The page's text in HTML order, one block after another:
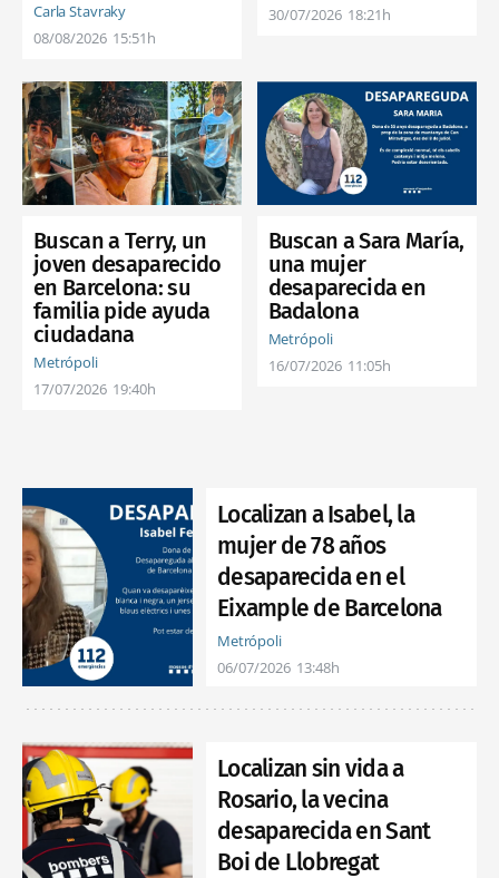
Carla Stavraky
08/08/2026 15:51h
30/07/2026 18:21h
Buscan a Terry, un
joven desaparecido
en Barcelona: su
familia pide ayuda
ciudadana
Metrópoli
17/07/2026 19:40h
Buscan a Sara María,
una mujer
desaparecida en
Badalona
Metrópoli
16/07/2026 11:05h
Localizan a Isabel, la
mujer de 78 años
desaparecida en el
Eixample de Barcelona
Metrópoli
06/07/2026 13:48h
Localizan sin vida a
Rosario, la vecina
desaparecida en Sant
Boi de Llobregat